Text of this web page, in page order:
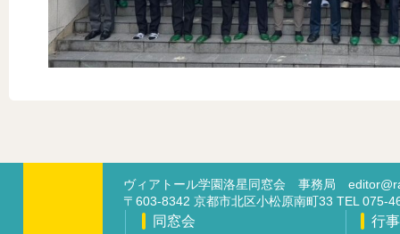
ヴィアトール学園洛星同窓会 事務局
〒603-8342 京都市北区小松原南町33 TEL 075-
同窓会 行事